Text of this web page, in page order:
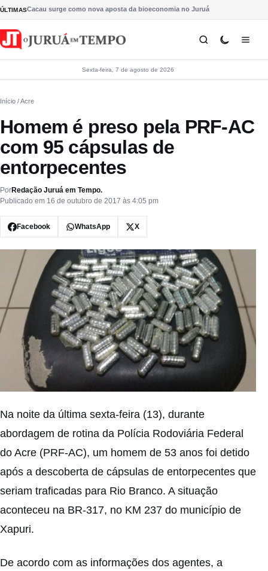
Pular para o conteúdo
ÚLTIMASCacau surge como nova aposta da bioeconomia no Juruá
Sexta-feira, 7 de agosto de 2026
Início / Acre
Homem é preso pela PRF-AC
com 95 cápsulas de
entorpecentes
PorRedação Juruá em Tempo.
Publicado em 16 de outubro de 2017 às 4:05 pm
Facebook WhatsApp X
Na noite da última sexta-feira (13), durante
abordagem de rotina da Polícia Rodoviária Federal
do Acre (PRF-AC), um homem de 53 anos foi detido
após a descoberta de cápsulas de entorpecentes que
seriam traficadas para Rio Branco. A situação
aconteceu na BR-317, no KM 237 do município de
Xapuri.
De acordo com as informações dos agentes, a